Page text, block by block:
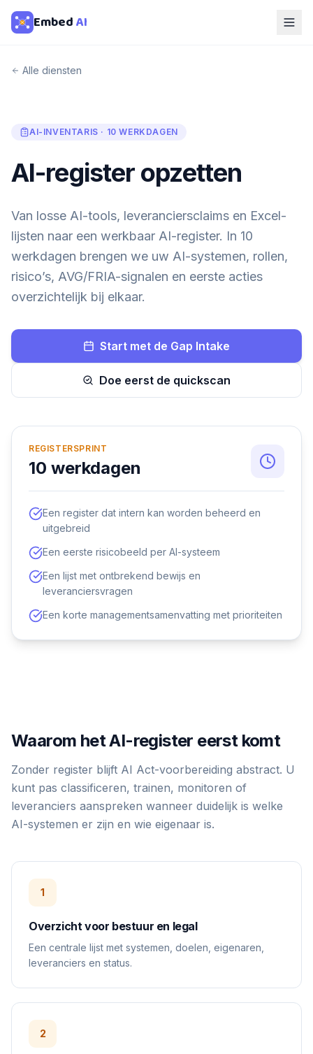
EmbedAI
Alle diensten
AI-INVENTARIS · 10 WERKDAGEN
AI-register opzetten
Van losse AI-tools, leveranciersclaims en Excel-
lijsten naar een werkbaar AI-register. In 10
werkdagen brengen we uw AI-systemen, rollen,
risico’s, AVG/FRIA-signalen en eerste acties
overzichtelijk bij elkaar.
Start met de Gap Intake
Doe eerst de quickscan
REGISTERSPRINT
10 werkdagen
Een register dat intern kan worden beheerd en
uitgebreid
Een eerste risicobeeld per AI-systeem
Een lijst met ontbrekend bewijs en
leveranciersvragen
Een korte managementsamenvatting met prioriteiten
Waarom het AI-register eerst komt
Zonder register blijft AI Act-voorbereiding abstract. U
kunt pas classificeren, trainen, monitoren of
leveranciers aanspreken wanneer duidelijk is welke
AI-systemen er zijn en wie eigenaar is.
1
Overzicht voor bestuur en legal
Een centrale lijst met systemen, doelen, eigenaren,
leveranciers en status.
2